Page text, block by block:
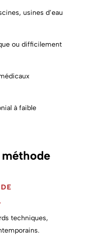
usines d’eau
ou difficilement
à faible
techniques,